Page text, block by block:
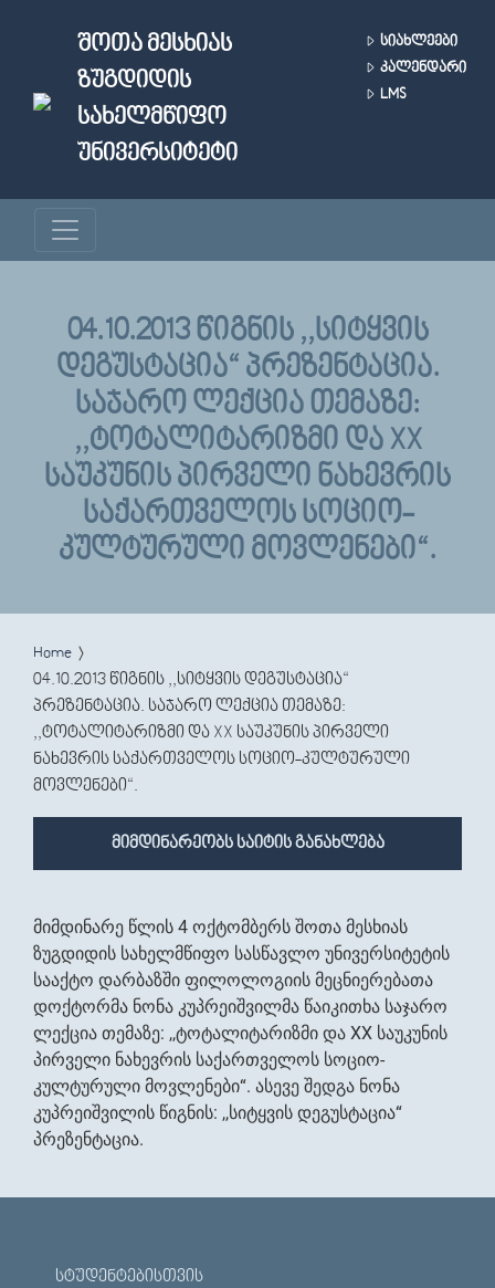
ᲨᲝᲗᲐ ᲛᲔᲡᲮᲘᲐᲡ
ᲖᲣᲒᲓᲘᲓᲘᲡ
ᲡᲐᲮᲔᲚᲛᲬᲘᲤᲝ
ᲣᲜᲘᲕᲔᲠᲡᲘᲢᲔᲢᲘ
ᲡᲘᲐᲮᲚᲔᲔᲑᲘ
ᲙᲐᲚᲔᲜᲓᲐᲠᲘ
LMS
04.10.2013 ᲬᲘᲒᲜᲘᲡ ,,ᲡᲘᲢᲧᲕᲘᲡ
ᲓᲔᲒᲣᲡᲢᲐᲪᲘᲐ“ ᲞᲠᲔᲖᲔᲜᲢᲐᲪᲘᲐ.
ᲡᲐᲯᲐᲠᲝ ᲚᲔᲥᲪᲘᲐ ᲗᲔᲛᲐᲖᲔ:
,,ᲢᲝᲢᲐᲚᲘᲢᲐᲠᲘᲖᲛᲘ ᲓᲐ XX
ᲡᲐᲣᲙᲣᲜᲘᲡ ᲞᲘᲠᲕᲔᲚᲘ ᲜᲐᲮᲔᲕᲠᲘᲡ
ᲡᲐᲥᲐᲠᲗᲕᲔᲚᲝᲡ ᲡᲝᲪᲘᲝ-
ᲙᲣᲚᲢᲣᲠᲣᲚᲘ ᲛᲝᲕᲚᲔᲜᲔᲑᲘ“.
You are here
Home
04.10.2013 წიგნის ,,სიტყვის დეგუსტაცია“
პრეზენტაცია. საჯარო ლექცია თემაზე:
,,ტოტალიტარიზმი და XX საუკუნის პირველი
ნახევრის საქართველოს სოციო-კულტურული
მოვლენები“.
მიმდინარეობს საიტის განახლება
მიმდინარე წლის 4 ოქტომბერს შოთა მესხიას
ზუგდიდის სახელმწიფო სასწავლო უნივერსიტეტის
სააქტო დარბაზში ფილოლოგიის მეცნიერებათა
დოქტორმა ნონა კუპრეიშვილმა წაიკითხა საჯარო
ლექცია თემაზე: ,,ტოტალიტარიზმი და XX საუკუნის
პირველი ნახევრის საქართველოს სოციო-
კულტურული მოვლენები“. ასევე შედგა ნონა
კუპრეიშვილის წიგნის: ,,სიტყვის დეგუსტაცია“
პრეზენტაცია.
ᲡᲢᲣᲓᲔᲜᲢᲔᲑᲘᲡᲗᲕᲘᲡ